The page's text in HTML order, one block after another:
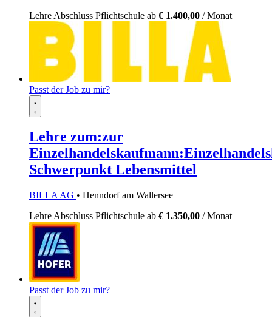
Lehre Abschluss Pflichtschule ab € 1.400,00 / Monat
Passt der Job zu mir?
Lehre zum:zur
Schwerpunkt Lebensmittel
BILLA AG • Henndorf am Wallersee
Lehre Abschluss Pflichtschule ab € 1.350,00 / Monat
Passt der Job zu mir?